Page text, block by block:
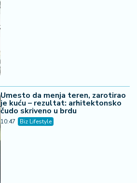
Umesto da menja teren, zarotirao
je kuću – rezultat: arhitektonsko
čudo skriveno u brdu
10:47 Biz Lifestyle